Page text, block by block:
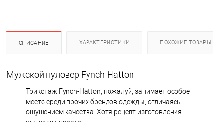
ОПИСАНИЕ ХАРАКТЕРИСТИКИ ПОХОЖИЕ ТОВАРЫ
Мужской пуловер Fynch-Hatton
Трикотаж Fynch-Hatton, пожалуй, занимает особое
место среди прочих брендов одежды, отличаясь
ощущением качества. Хотя рецепт изготовления